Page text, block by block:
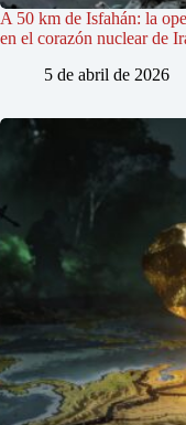
A 50 km de Isfahán: la
en el corazón nuclear de
5 de abril de 2026